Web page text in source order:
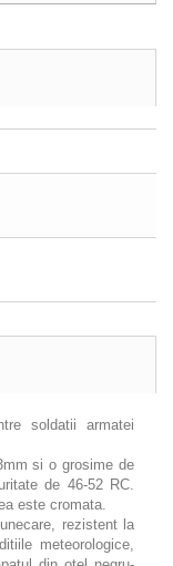
soldatii armatei
si o grosime de
de 46-52 RC.
este cromata.
rezistent la
meteorologice,